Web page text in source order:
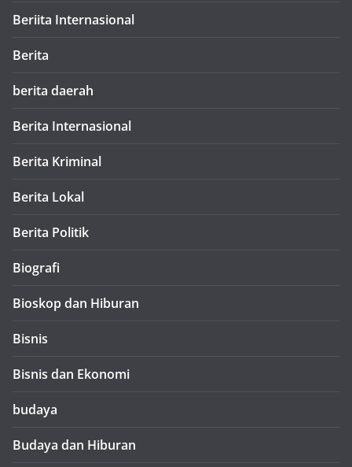
Beriita Internasional
Berita
berita daerah
Berita Internasional
Berita Kriminal
Berita Lokal
Berita Politik
Biografi
Bioskop dan Hiburan
Bisnis
Bisnis dan Ekonomi
budaya
Budaya dan Hiburan